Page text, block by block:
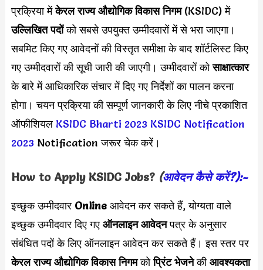
प्रक्रिया मेंकेरल राज्य औद्योगिक विकास निगम(KSIDC) में
उल्लिखित पदोंको सबसे उपयुक्त उम्मीदवारों में से भरा जाएगा।
सबमिट किए गए आवेदनों की विस्तृत समीक्षा के बाद शॉर्टलिस्ट किए
गए उम्मीदवारों की सूची जारी की जाएगी। उम्मीदवारों कोसाक्षात्कार
के बारे में आधिकारिक संचार में दिए गए निर्देशों का पालन करना
होगा। चयन प्रक्रिया की सम्पूर्ण जानकारी के लिए नीचे प्रकाशित
ऑफीशियल KSIDC Bharti 2023 KSIDC Notification
2023 Notification जरूर चेक करें।
How to Apply KSIDC Jobs?(आवेदन कैसे करें?):-
इच्छुक उम्मीदवार Online आवेदन कर सकते हैं, योग्यता वाले
इच्छुक उम्मीदवार दिए गएऑनलाइन आवेदनपत्र के अनुसार
संबंधित पदों के लिए ऑनलाइन आवेदन कर सकते हैं। इस स्तर पर
केरल राज्य औद्योगिक विकास निगमकोप्रिंट भेजनेकीआवश्यकता